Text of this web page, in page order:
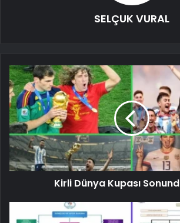
SELÇUK VURAL
Kirli Dünya Kupası